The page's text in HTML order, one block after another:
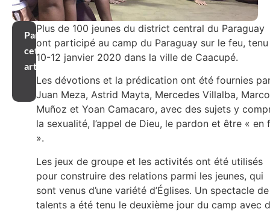
Partager
cet
article
Plus de 100 jeunes du district central du Paraguay
ont participé au camp du Paraguay sur le feu, tenu
10-12 janvier 2020 dans la ville de Caacupé.
Les dévotions et la prédication ont été fournies
Juan Meza, Astrid Mayta, Mercedes Villalba,
Muñoz et Yoan Camacaro, avec des sujets y
la sexualité, l’appel de Dieu, le pardon et être « en
».
Les jeux de groupe et les activités ont été utilisés
pour construire des relations parmi les jeunes, qui
sont venus d’une variété d’Églises. Un spectacle de
talents a été tenu le deuxième jour du camp avec